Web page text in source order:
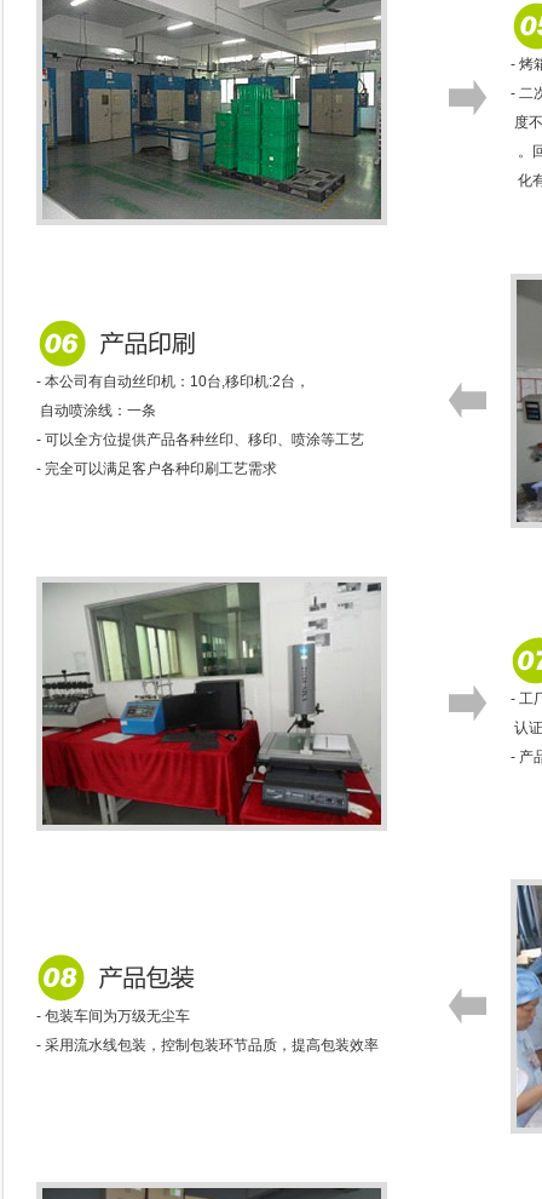
- 烤
- 二
度
。
化
- 本公司有自动丝印机：10台,移印机:2台，
自动喷涂线：一条
- 可以全方位提供产品各种丝印、移印、喷涂等工艺
- 完全可以满足客户各种印刷工艺需求
- 工
认
- 产
- 包装车间为万级无尘车
- 采用流水线包装，控制包装环节品质，提高包装效率